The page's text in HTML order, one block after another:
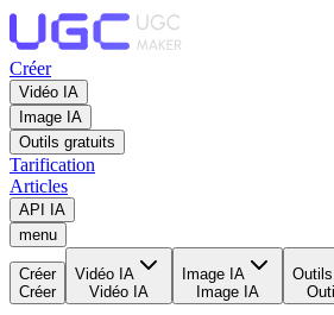
Créer
Vidéo IA
Image IA
Outils gratuits
Tarification
Articles
API IA
menu
Créer
Créer
Vidéo IA
Vidéo IA
Image IA
Image IA